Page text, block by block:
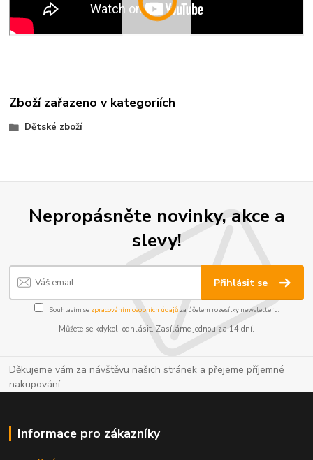
Zboží zařazeno v kategoriích
Dětské zboží
Nepropásněte novinky, akce a
slevy!
Přihlásit se
Souhlasím se zpracováním osobních údajůza účelem rozesílky newsletteru.
Můžete se kdykoli odhlásit. Zasíláme jednou za 14 dní.
Děkujeme vám za návštěvu našich stránek a přejeme příjemné
nakupování
Informace pro zákazníky